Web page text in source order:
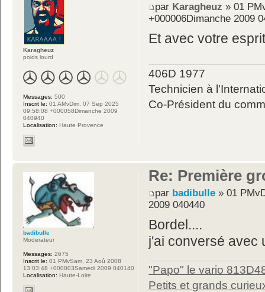
par Karagheuz » 01
+000006Dimanche 2009
Et avec votre
406D 1977
Technicien à
Co-Président du
Karagheuz
poids lourd
Messages: 500
Inscrit le: 01 AMvDim, 07 Sep 2025
09:58:08 +000058Dimanche 2009
040940
Localisation: Haute Provence
Re: Première
par badibulle » 01
2009 040440
Bordel....
j'ai conversé avec
"Papo" le vario
Petits et grands
badibulle
Moderateur
Messages: 2675
Inscrit le: 01 PMvSam, 23 Aoû 2008
13:03:48 +000003Samedi 2009 040140
Localisation: Haute-Loire